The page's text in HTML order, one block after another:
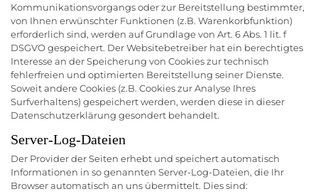
Kommunikationsvorgangs oder zur Bereitstellung bestimmter,
von Ihnen erwünschter Funktionen (z.B. Warenkorbfunktion)
erforderlich sind, werden auf Grundlage von Art. 6 Abs. 1 lit. f
DSGVO gespeichert. Der Websitebetreiber hat ein berechtigtes
Interesse an der Speicherung von Cookies zur technisch
fehlerfreien und optimierten Bereitstellung seiner Dienste.
Soweit andere Cookies (z.B. Cookies zur Analyse Ihres
Surfverhaltens) gespeichert werden, werden diese in dieser
Datenschutzerklärung gesondert behandelt.
Server-Log-Dateien
Der Provider der Seiten erhebt und speichert automatisch
Informationen in so genannten Server-Log-Dateien, die Ihr
Browser automatisch an uns übermittelt. Dies sind: